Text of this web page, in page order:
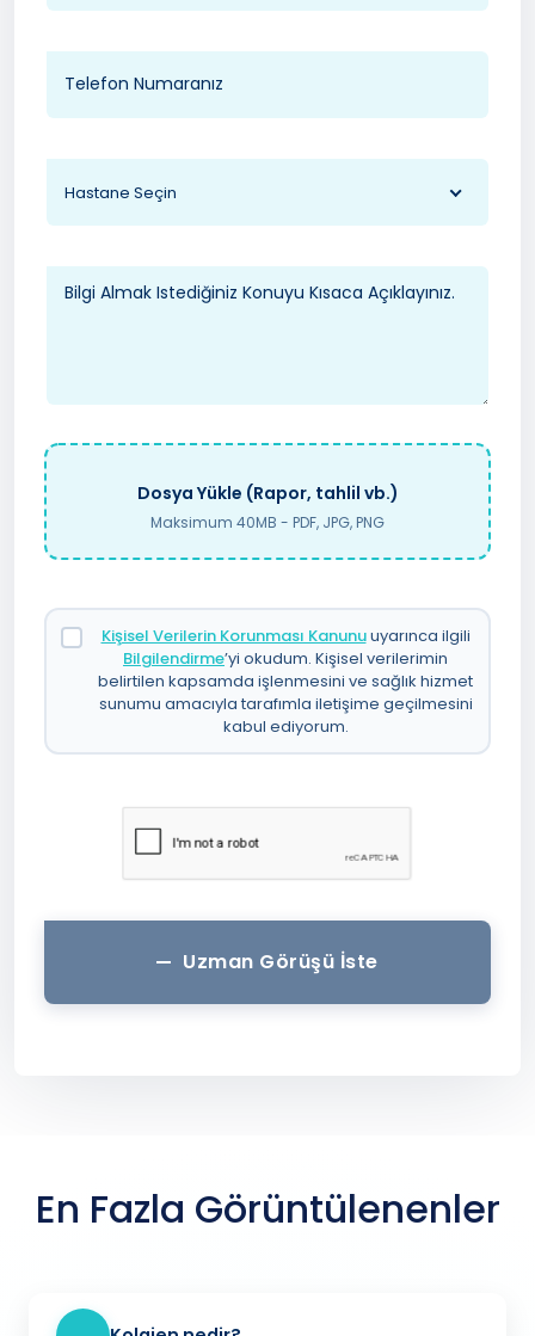
Hastane Seçin
Dosya Yükle (Rapor, tahlil vb.)
Maksimum 40MB - PDF, JPG, PNG
Kişisel Verilerin Korunması Kanunuuyarınca ilgili
Bilgilendirme’yi okudum. Kişisel verilerimin
belirtilen kapsamda işlenmesini ve sağlık hizmet
sunumu amacıyla tarafımla iletişime geçilmesini
kabul ediyorum.
Uzman Görüşü İste
En Fazla Görüntülenenler